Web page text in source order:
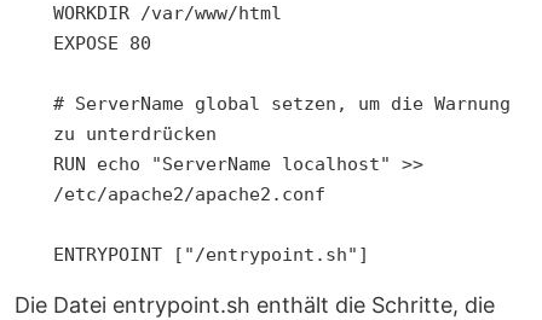
WORKDIR /var/www/html
EXPOSE 80
# ServerName global setzen, um die Warnung
zu unterdrücken
RUN echo "ServerName localhost" >>
/etc/apache2/apache2.conf
ENTRYPOINT ["/entrypoint.sh"]
Die Datei entrypoint.sh enthält die Schritte, die